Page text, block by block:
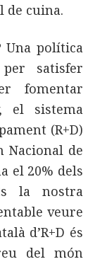
de cuina.
Una política
satisfer
fomentar
el sistema
(R+D)
Nacional de
el 20% dels
la nostra
veure
d’R+D és
del món